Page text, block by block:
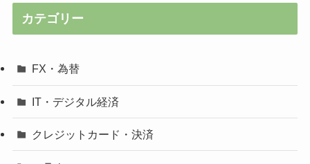
カテゴリー
FX・為替
IT・デジタル経済
クレジットカード・決済